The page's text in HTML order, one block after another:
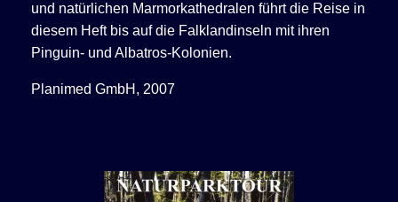
und natürlichen Marmorkathedralen führt die Reise in
diesem Heft bis auf die Falklandinseln mit ihren
Pinguin- und Albatros-Kolonien.
Planimed GmbH, 2007